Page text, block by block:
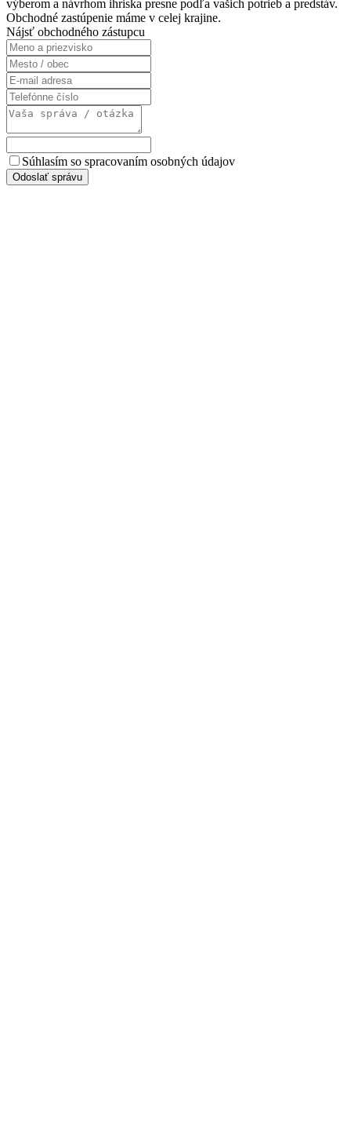
výberom a návrhom ihriska presne podľa vašich potrieb a predstáv.
Obchodné zastúpenie máme v celej krajine.
Nájsť obchodného zástupcu
Súhlasím so spracovaním osobných údajov
Odoslať správu